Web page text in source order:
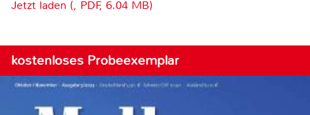
Jetzt laden (, PDF, 6.04 MB)
kostenloses Probeexemplar